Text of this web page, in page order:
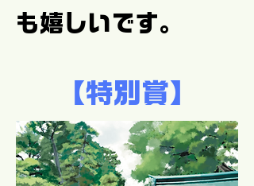
も嬉しいです。
【特別賞】